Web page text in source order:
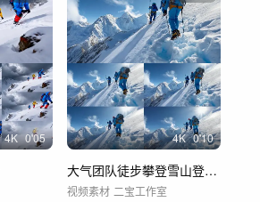
4K 0'05 4K 0'10
大气团队徒步攀登雪山登山励志胜利4K
视频素材 二宝工作室